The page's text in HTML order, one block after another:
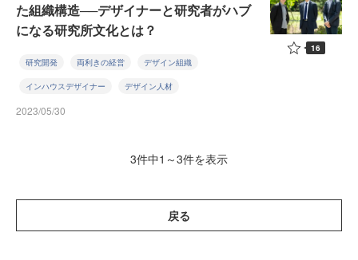
た組織構造──デザイナーと研究者がハブ
になる研究所文化とは？
研究開発 両利きの経営 デザイン組織
インハウスデザイナー デザイン人材
2023/05/30
16
3件中1～3件を表示
戻る